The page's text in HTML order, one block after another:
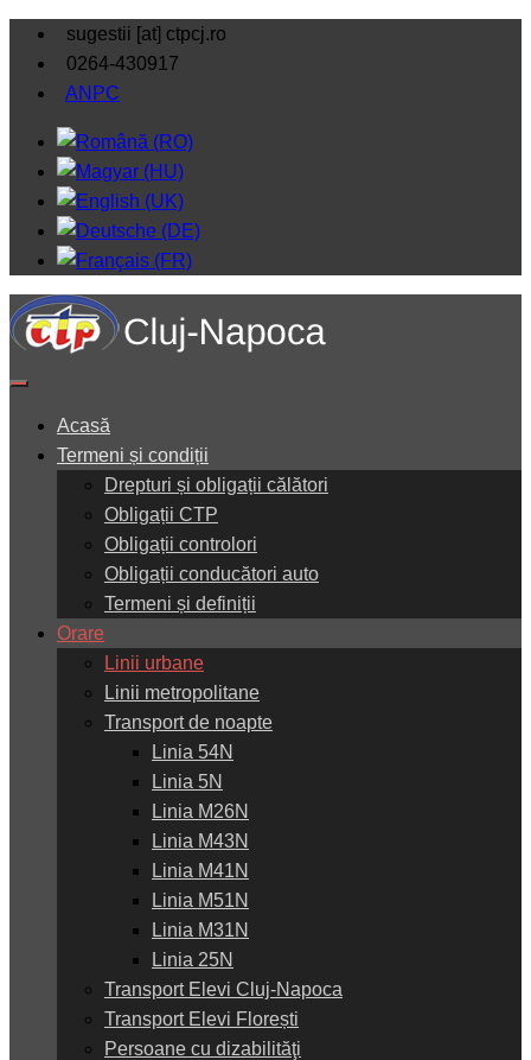
sugestii [at] ctpcj.ro
0264-430917
ANPC
Acasă
Termeni și condiții
Drepturi și obligații călători
Obligații CTP
Obligații controlori
Obligații conducători auto
Termeni și definiții
Orare
Linii urbane
Linii metropolitane
Transport de noapte
Linia 54N
Linia 5N
Linia M26N
Linia M43N
Linia M41N
Linia M51N
Linia M31N
Linia 25N
Transport Elevi Cluj-Napoca
Transport Elevi Florești
Persoane cu dizabilităţi